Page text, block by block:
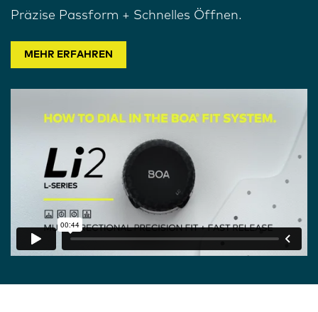
Präzise Passform + Schnelles Öffnen.
MEHR ERFAHREN